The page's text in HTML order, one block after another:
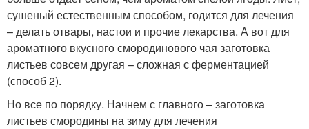
сушеный естественным способом, годится для лечения
– делать отвары, настои и прочие лекарства. А вот для
ароматного вкусного смородинового чая заготовка
листьев совсем другая – сложная с ферментацией
(способ 2).
Но все по порядку. Начнем с главного – заготовка
листьев смородины на зиму для лечения